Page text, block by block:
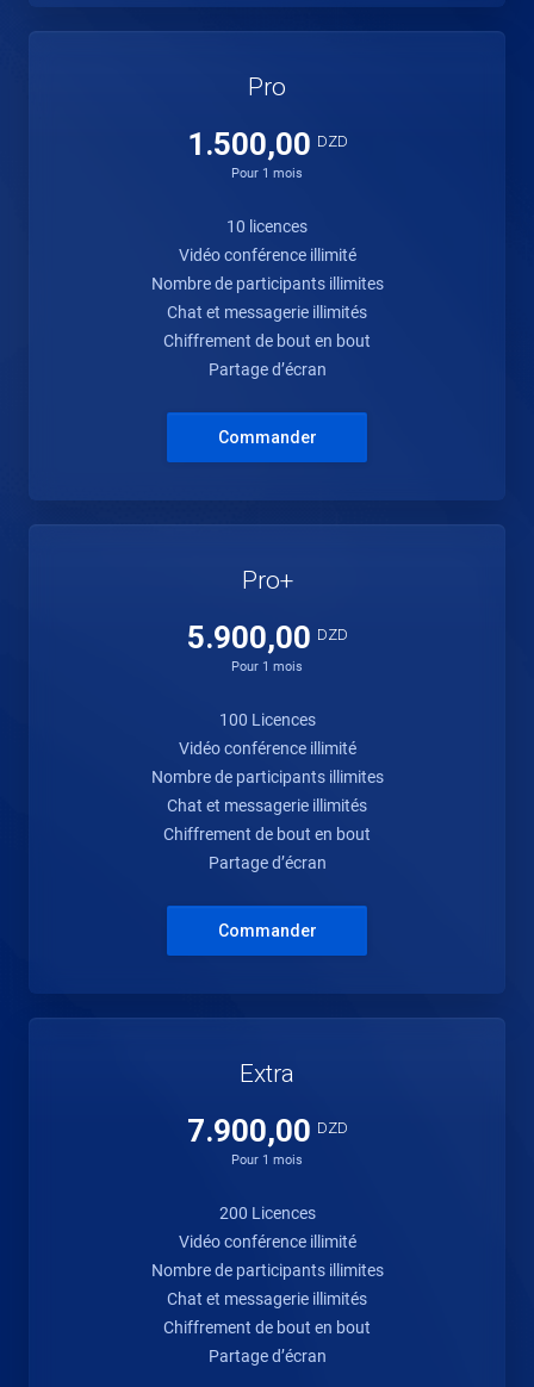
Pro
1.500,00 DZD
Pour 1 mois
10 licences
Vidéo conférence illimité
Nombre de participants illimites
Chat et messagerie illimités
Chiffrement de bout en bout
Partage d’écran
Commander
Pro+
5.900,00 DZD
Pour 1 mois
100 Licences
Vidéo conférence illimité
Nombre de participants illimites
Chat et messagerie illimités
Chiffrement de bout en bout
Partage d’écran
Commander
Extra
7.900,00 DZD
Pour 1 mois
200 Licences
Vidéo conférence illimité
Nombre de participants illimites
Chat et messagerie illimités
Chiffrement de bout en bout
Partage d’écran